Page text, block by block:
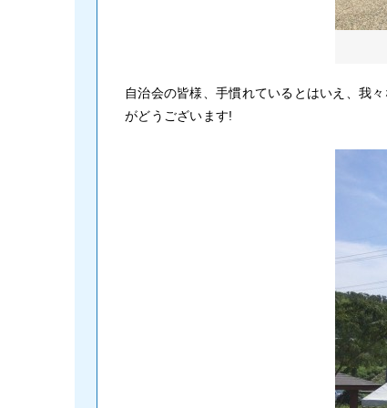
自治会の皆様、手慣れているとはいえ、我
がどうございます!